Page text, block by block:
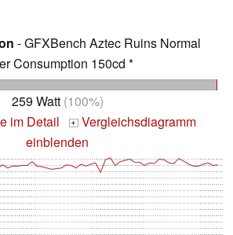
- GFXBench Aztec Ruins Normal
Consumption 150cd *
259 Watt(100%)
im Detail + Vergleichsdiagramm
einblenden